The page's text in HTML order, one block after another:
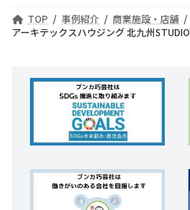
TOP 事例紹介
商業施設・店舗
アーキテックスハウジング 北九州STUDIO